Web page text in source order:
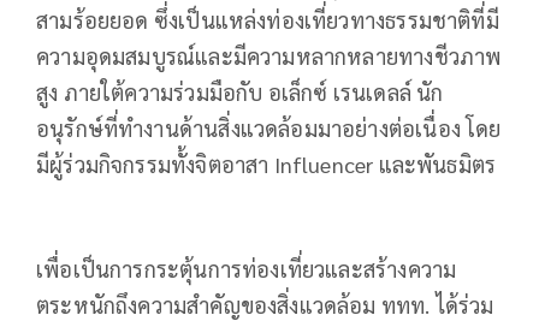
สามร้อยยอด ซึ่งเป็นแหล่งท่องเที่ยวทางธรรมชาติที่มี
ความอุดมสมบูรณ์และมีความหลากหลายทางชีวภาพ
สูง ภายใต้ความร่วมมือกับ อเล็กซ์ เรนเดลล์ นัก
อนุรักษ์ที่ทำงานด้านสิ่งแวดล้อมมาอย่างต่อเนื่อง โดย
มีผู้ร่วมกิจกรรมทั้งจิตอาสา Influencer และพันธมิตร
เพื่อเป็นการกระตุ้นการท่องเที่ยวและสร้างความ
ตระหนักถึงความสำคัญของสิ่งแวดล้อม ททท. ได้ร่วม